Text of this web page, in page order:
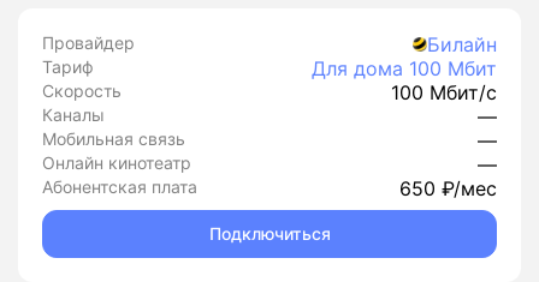
Провайдер Билайн
Тариф Для дома 100 Мбит
Скорость 100 Мбит/с
Каналы —
Мобильная связь —
Онлайн кинотеатр —
Абонентская плата 650 ₽/мес
Подключиться